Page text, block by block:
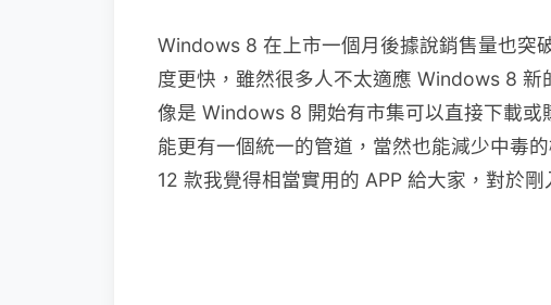
Windows 8 在上市一個月後據說銷售量也突
度更快，雖然很多人不太適應 Windows 8 新
像是 Windows 8 開始有市集可以直接下載
能更有一個統一的管道，當然也能減少中毒
12 款我覺得相當實用的 APP 給大家，對於